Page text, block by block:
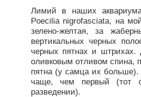
Лимий в наших
Poecilia nigrofasciata, на
зелено-желтая, за
вертикальных черных
черных пятнах и штрихах.
оливковым отливом спина,
пятна (у самца их больше).
чаще, чем первый (тот
разведении).